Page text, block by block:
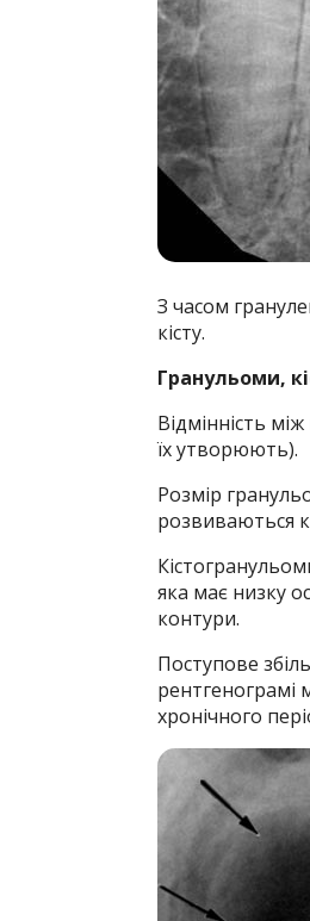
З часом
кісту.
Гранульоми,
Відмінність
їх утворюють).
Розмір
розвиваються
яка має низку
контури.
Поступове
рентгенограмі
хронічного